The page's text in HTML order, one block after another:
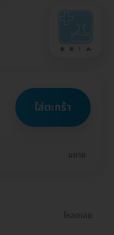
ใส่ตะกร้า
ขยาย
โหลดเลย